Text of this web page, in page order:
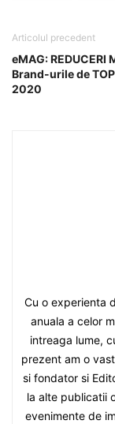
Articolul precedent
eMAG: REDUCERI
Brand-urile de
2020
Cu o experienta
anuala a celor
intreaga lume,
prezent am o
si fondator si
la alte publicatii
evenimente de